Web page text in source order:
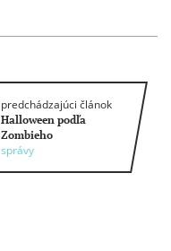
predchádzajúci článok
Halloween podľa
Zombieho
správy